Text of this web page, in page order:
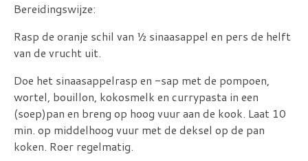
Bereidingswijze:
Rasp de oranje schil van ½ sinaasappel en pers de helft
van de vrucht uit.
Doe het sinaasappelrasp en -sap met de pompoen,
wortel, bouillon, kokosmelk en currypasta in een
(soep)pan en breng op hoog vuur aan de kook. Laat 10
min. op middelhoog vuur met de deksel op de pan
koken. Roer regelmatig.